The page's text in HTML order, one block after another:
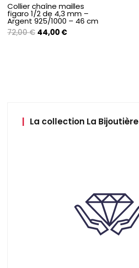
Collier chaîne mailles
figaro 1/2 de 4,3 mm –
Argent 925/1000 – 46 cm
72,00€ Le
44,00€Le
La collection La Bijoutière